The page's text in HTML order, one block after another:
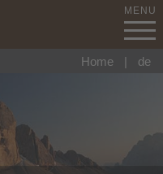
MENU
Home | de